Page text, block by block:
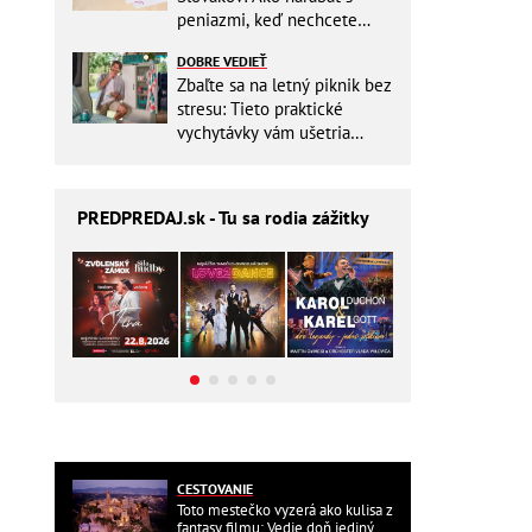
peniazmi, keď nechcete
DOBRE VEDIEŤ
Zbaľte sa na letný piknik bez
stresu: Tieto praktické
vychytávky vám ušetria
PREDPREDAJ.sk - Tu sa rodia zážitky
CESTOVANIE
Toto mestečko vyzerá ako kulisa z
fantasy filmu: Vedie doň jediný